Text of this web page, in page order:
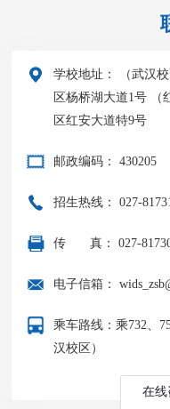
学校地址： （武汉
区杨桥湖大道1号 （
区红安大道特9号
邮政编码： 430205
招生热线： 027-
传 真： 027-
电子信箱：
乘车路线：乘732、
汉校区）